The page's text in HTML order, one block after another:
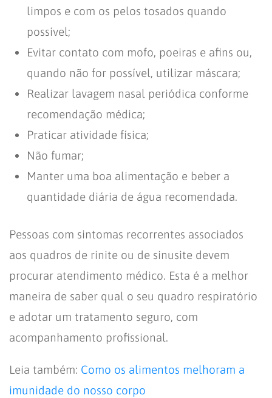
limpos e com os pelos tosados quando
possível;
Evitar contato com mofo, poeiras e afins ou,
quando não for possível, utilizar máscara;
Realizar lavagem nasal periódica conforme
recomendação médica;
Praticar atividade física;
Não fumar;
Manter uma boa alimentação e beber a
quantidade diária de água recomendada.
Pessoas com sintomas recorrentes associados
aos quadros de rinite ou de sinusite devem
procurar atendimento médico. Esta é a melhor
maneira de saber qual o seu quadro respiratório
e adotar um tratamento seguro, com
acompanhamento profissional.
Leia também: Como os alimentos melhoram a
imunidade do nosso corpo